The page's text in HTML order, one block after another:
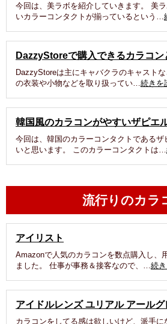
今回は、美ラボを紹介していきます。 美
いカラーコンタクトが揃っているという…
DazzyStoreで購入できるカラコン
DazzyStoreは主にキャバクラのキャスト
の衣装や小物などを取り扱ってい…続きを
韓国風のカラコンがやすいザピエ
今回は、韓国のカラーコンタクトであるザ
いと思います。 このカラーコンタクトは…
流行りのカラ
アイリスト
Amazonで人気のカラコンを数点購入し、
ました。 仕事が事務＆接客なので、…続
アイドルレンズ ユリアル アールグ
カラコンをしてる感は欲しいけど、派手